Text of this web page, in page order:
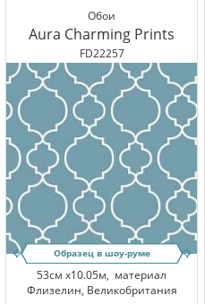
Обои
Aura Charming Prints
FD22257
Образец в шоу-руме
53см x10.05м, материал
Флизелин, Великобритания